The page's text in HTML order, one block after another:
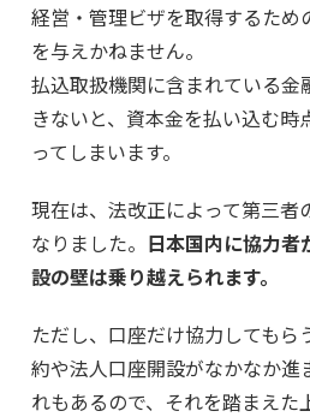
経営・管理ビザを取得するため
を与えかねません。
払込取扱機関に含まれている金
きないと、資本金を払い込む
ってしまいます。
現在は、法改正によって第三者
なりました。 日本国内に協力者
設の壁は乗り越えられます。
ただし、口座だけ協力してもら
約や法人口座開設がなかなか進
れもあるので、それを踏まえた